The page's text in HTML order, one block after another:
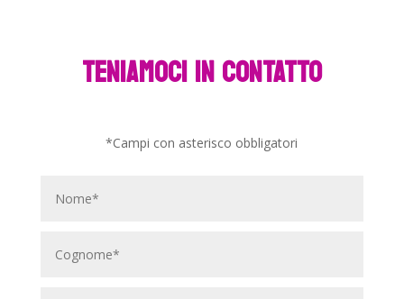
TENIAMOCI IN CONTATTO
*Campi con asterisco obbligatori